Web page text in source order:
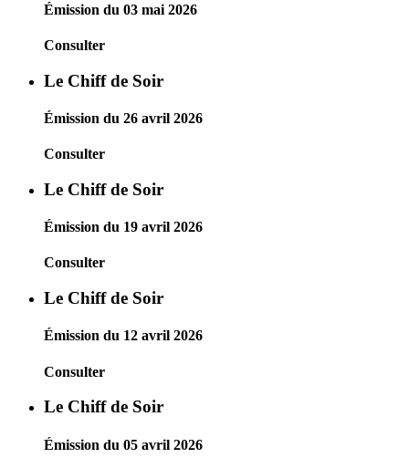
Émission du 03 mai 2026
Consulter
Le Chiff de Soir
Émission du 26 avril 2026
Consulter
Le Chiff de Soir
Émission du 19 avril 2026
Consulter
Le Chiff de Soir
Émission du 12 avril 2026
Consulter
Le Chiff de Soir
Émission du 05 avril 2026